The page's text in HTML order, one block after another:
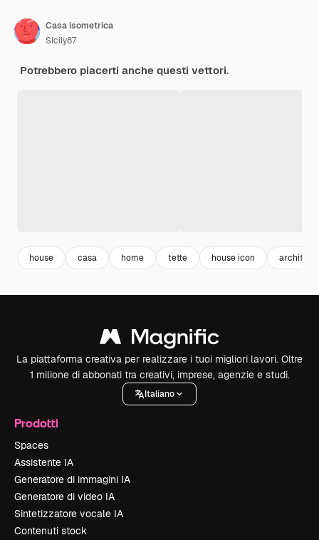
Casa isometrica
Sicily87
Potrebbero piacerti anche questi vettori.
house casa home tette house icon
La piattaforma creativa per realizzare i tuoi migliori lavori. Oltre
1 milione di abbonati tra creativi, imprese, agenzie e studi.
Italiano
Prodotti
Spaces
Assistente IA
Generatore di immagini IA
Generatore di video IA
Sintetizzatore vocale IA
Contenuti stock